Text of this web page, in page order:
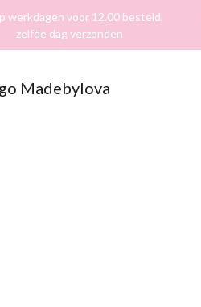
werkdagen voor 12.00 besteld,
zelfde dag verzonden